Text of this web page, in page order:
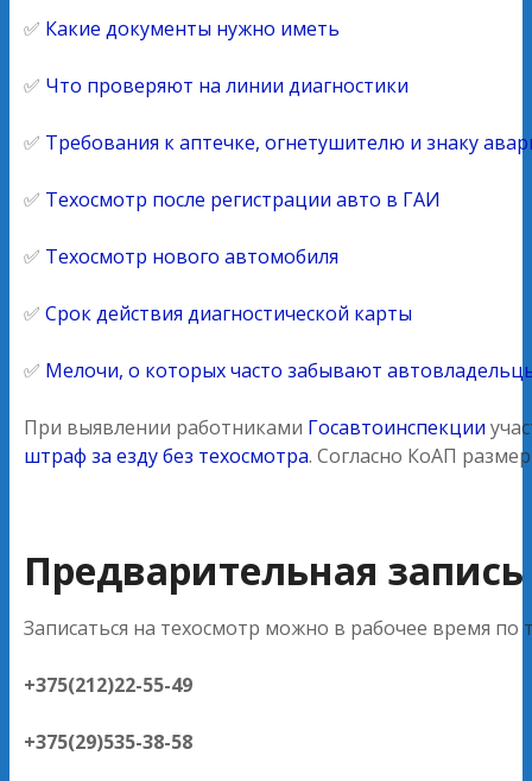
✅ Какие документы нужно иметь
✅ Что проверяют на линии диагностики
✅ Требования к аптечке, огнетушителю и знаку
✅ Техосмотр после регистрации авто в ГАИ
✅ Техосмотр нового автомобиля
✅ Срок действия диагностической карты
✅ Мелочи, о которых часто забывают
При выявлении работниками Госавтоинспекции
штраф за езду без техосмотра. Согласно КоАП
Предварительная
Записаться на техосмотр можно в рабочее время по
+375(212)22-55-49
+375(29)535-38-58